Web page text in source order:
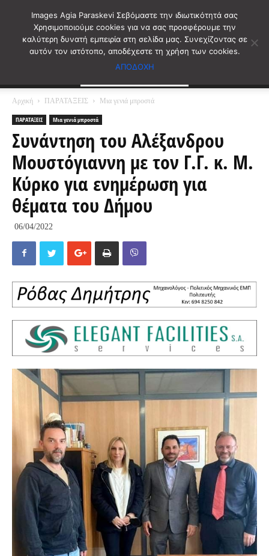
Αρχική ΠΑΡΑΤΑΞΕΙΣ Μια γενιά μπροστά
ΠΑΡΑΤΑΞΕΙΣ Μια γενιά μπροστά
Συνάντηση του Αλέξανδρου
Μουστόγιαννη με τον Γ.Γ. κ. Μ.
Κύρκο για ενημέρωση για
θέματα του Δήμου
06/04/2022
Images Agia Paraskevi Σεβόμαστε την ιδιωτικότητά σας
Χρησιμοποιούμε cookies για να σας προσφέρουμε την
καλύτερη δυνατή εμπειρία στη σελίδα μας. Συνεχίζοντας σε
αυτόν τον ιστότοπο, αποδέχεστε τη χρήση των cookies.
ΑΠΟΔΟΧΗ